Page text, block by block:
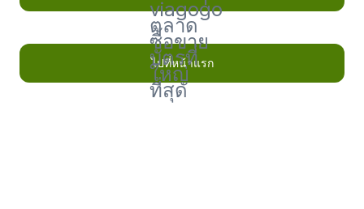
viagogo
ตลาด
ซื้อขาย
บัตรที่
ใหญ่
ที่สุด
ไปที่หน้าแรก